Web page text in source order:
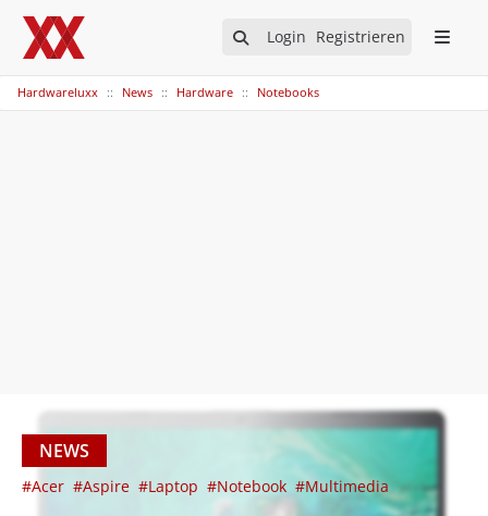
Login Registrieren
Hardwareluxx News Hardware Notebooks
NEWS
#Acer #Aspire #Laptop #Notebook #Multimedia